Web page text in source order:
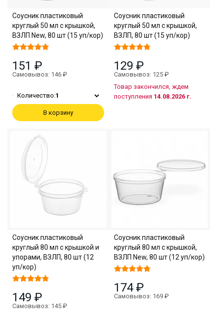
Соусник пластиковый
круглый 50 мл с крышкой,
ВЗЛП New, 80 шт (15 уп/кор)
151 ₽
Самовывоз: 146 ₽
Количество:1
В корзину
Соусник пластиковый
круглый 50 мл с крышкой,
ВЗЛП, 80 шт (15 уп/кор)
129 ₽
Самовывоз: 125 ₽
Товар закончился, ждем
поступления 14.08.2026 г.
Соусник пластиковый
круглый 80 мл с крышкой и
упорами, ВЗЛП, 80 шт (12
уп/кор)
149 ₽
Самовывоз: 145 ₽
Соусник пластиковый
круглый 80 мл с крышкой,
ВЗЛП New, 80 шт (12 уп/кор)
174 ₽
Самовывоз: 169 ₽